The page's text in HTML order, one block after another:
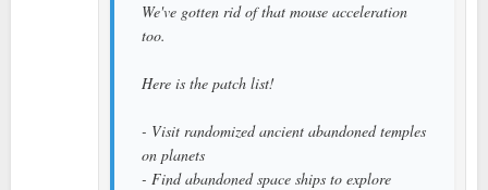
We've gotten rid of that mouse acceleration
too.
Here is the patch list!
- Visit randomized ancient abandoned temples
on planets
- Find abandoned space ships to explore